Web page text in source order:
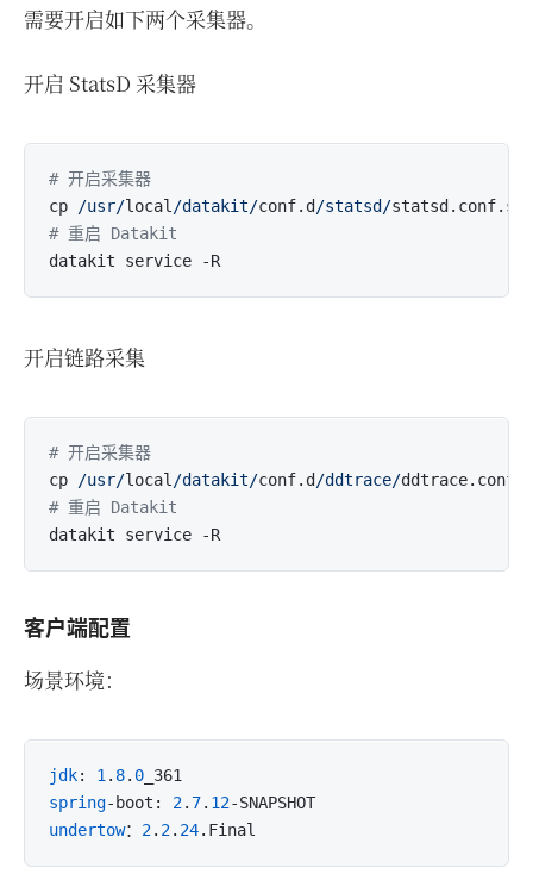
需要开启如下两个采集器。
开启 StatsD 采集器
# 开启采集器
cp
/usr/local /datakit/conf.d/statsd/
# 重启 Datakit
开启链路采集
# 开启采集器
cp
/usr/local /datakit/conf.d/ddtrace/
# 重启 Datakit
客户端配置
场景环境：
jdk: 1 . 8. 0
spring-boot: 2. 7. 12
undertow： 2. 2. 24